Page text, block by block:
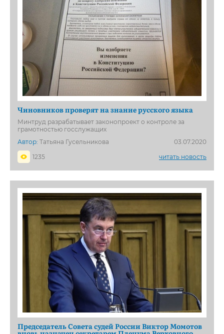
Чиновников проверят на знание русского языка
Минтруд разрабатывает законопроект о контроле за
грамотностью госслужащих
Автор: Татьяна Гусельникова
03.07.2020
1235
читать новость
Председатель Совета судей России Виктор Момотов